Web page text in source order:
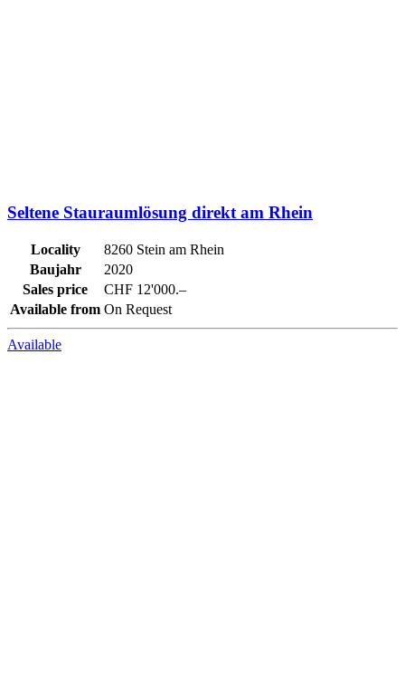
Seltene Stauraumlösung direkt am Rhein
Locality
8260 Stein am Rhein
Baujahr
2020
Sales price
CHF 12'000.–
Available from On Request
Available